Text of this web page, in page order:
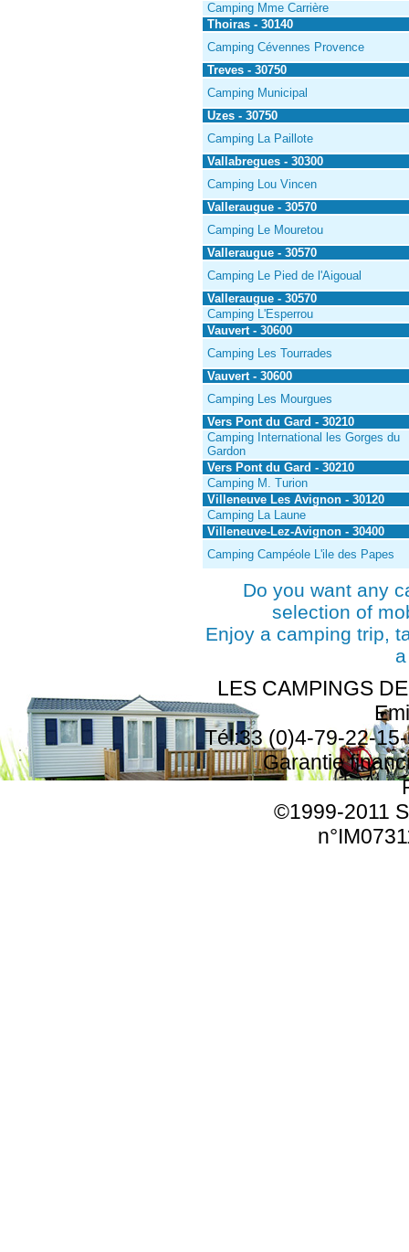
Camping Mme Carrière
Thoiras - 30140
Camping Cévennes Provence
Treves - 30750
Camping Municipal
Uzes - 30750
Camping La Paillote
Vallabregues - 30300
Camping Lou Vincen
Valleraugue - 30570
Camping Le Mouretou
Valleraugue - 30570
Camping Le Pied de l'Aigoual
Valleraugue - 30570
Camping L'Esperrou
Vauvert - 30600
Camping Les Tourrades
Vauvert - 30600
Camping Les Mourgues
Vers Pont du Gard - 30210
Camping International les Gorges du
Gardon
Vers Pont du Gard - 30210
Camping M. Turion
Villeneuve Les Avignon - 30120
Camping La Laune
Villeneuve-Lez-Avignon - 30400
Camping Campéole L'ile des Papes
Do you want any
selection of
Enjoy a camping trip,
LES CAMPINGS
Tél:33 (0)4-79-22-
Garantie
©1999-2011